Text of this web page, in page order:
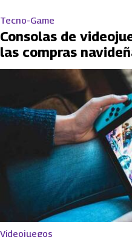
Tecno-Game
Consolas de
las compras
Videojuegos